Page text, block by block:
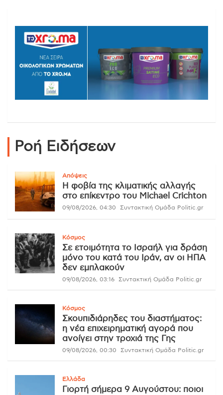
Ροή Ειδήσεων
Απόψεις
Η φοβία της κλιματικής αλλαγής
στο επίκεντρο του Michael Crichton
09/08/2026, 04:30 Συντακτική Ομάδα Politic.gr
Κόσμος
Σε ετοιμότητα το Ισραήλ για δράση
μόνο του κατά του Ιράν, αν οι ΗΠΑ
δεν εμπλακούν
09/08/2026, 03:16 Συντακτική Ομάδα Politic.gr
Κόσμος
Σκουπιδιάρηδες του διαστήματος:
η νέα επιχειρηματική αγορά που
ανοίγει στην τροχιά της Γης
09/08/2026, 00:30 Συντακτική Ομάδα Politic.gr
Ελλάδα
Γιορτή σήμερα 9 Αυγούστου: ποιοι